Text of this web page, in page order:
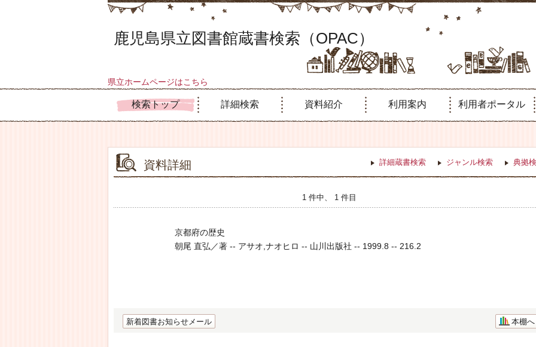
鹿児島県立図書館蔵書検索（OPAC）
県立ホームページはこちら
検索トップ 詳細検索 資料紹介 利用案内 利用者ポータル
資料詳細 詳細蔵書検索 ジャンル検索 典拠
1 件中、 1 件目
京都府の歴史
朝尾 直弘／著 -- アサオ,ナオヒロ -- 山川出版社 -- 1999.8 -- 216.2
新着図書お知らせメール 本棚へ